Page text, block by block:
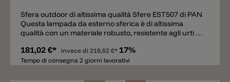
Sfera outdoor di altissima qualità Sfere EST507 di PAN
Questa lampada da esterno sferica è di altissima
qualità con un materiale robusto, resistente agli urti e
distribuito uniformemente. La lampadina E27 (non
incluso) all’interno non è visibile. La classe di
agenti atmosferici e agli influssi ambientali, nonché
181,02 €* invece di 218,62 €* 17%
Tempo di consegna 2 giorni lavorativi